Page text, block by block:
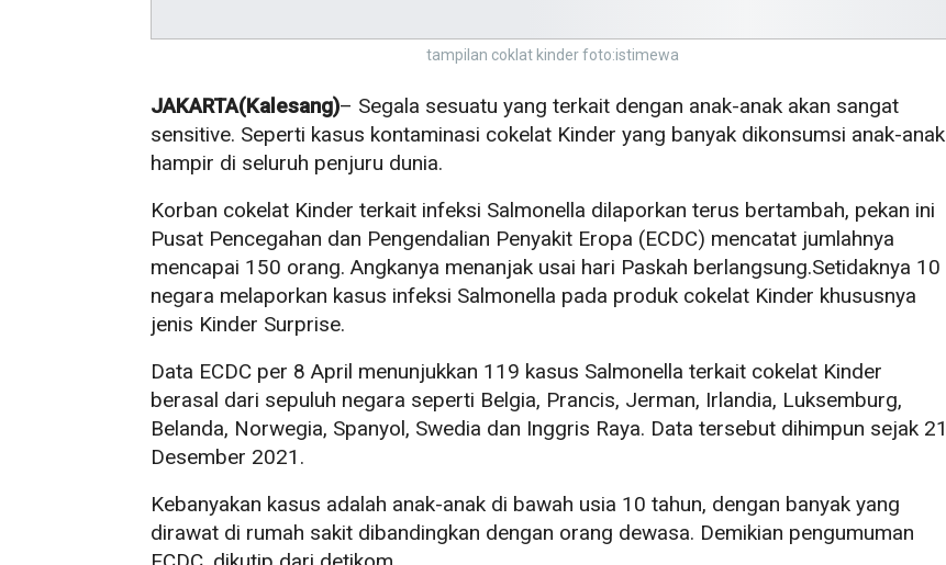
tampilan coklat kinder foto:istimewa
JAKARTA(Kalesang)– Segala sesuatu yang terkait dengan anak-anak akan sangat
sensitive. Seperti kasus kontaminasi cokelat Kinder yang banyak dikonsumsi anak-anak
hampir di seluruh penjuru dunia.
Korban cokelat Kinder terkait infeksi Salmonella dilaporkan terus bertambah, pekan ini
Pusat Pencegahan dan Pengendalian Penyakit Eropa (ECDC) mencatat jumlahnya
mencapai 150 orang. Angkanya menanjak usai hari Paskah berlangsung.Setidaknya 10
negara melaporkan kasus infeksi Salmonella pada produk cokelat Kinder khususnya
jenis Kinder Surprise.
Data ECDC per 8 April menunjukkan 119 kasus Salmonella terkait cokelat Kinder
berasal dari sepuluh negara seperti Belgia, Prancis, Jerman, Irlandia, Luksemburg,
Belanda, Norwegia, Spanyol, Swedia dan Inggris Raya. Data tersebut dihimpun sejak 21
Desember 2021.
Kebanyakan kasus adalah anak-anak di bawah usia 10 tahun, dengan banyak yang
dirawat di rumah sakit dibandingkan dengan orang dewasa. Demikian pengumuman